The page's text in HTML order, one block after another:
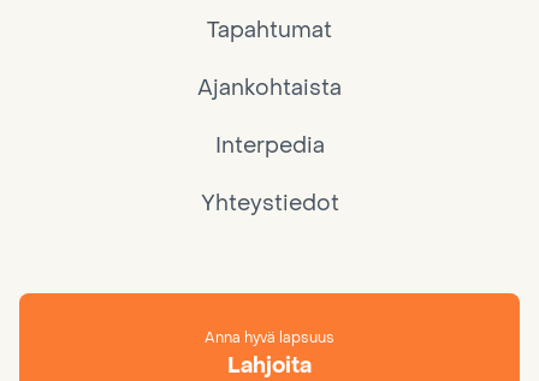
Tapahtumat
Ajankohtaista
Interpedia
Yhteystiedot
Anna hyvä lapsuus
Lahjoita